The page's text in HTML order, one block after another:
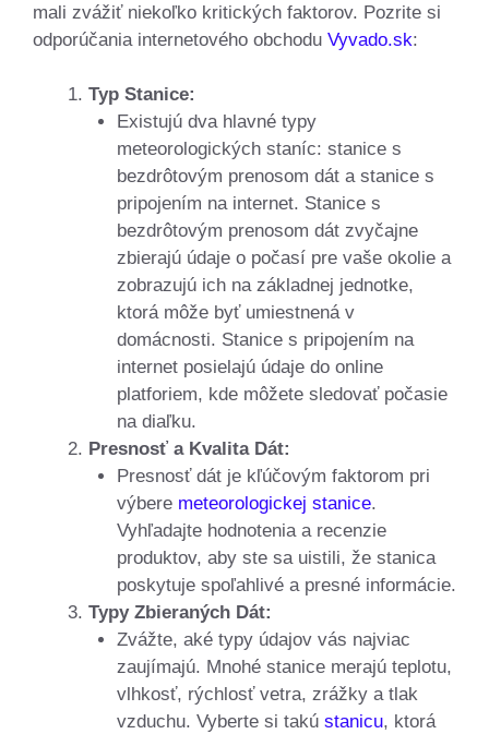
mali zvážiť niekoľko kritických faktorov. Pozrite si
odporúčania internetového obchodu Vyvado.sk:
Typ Stanice:
Existujú dva hlavné typy
meteorologických staníc: stanice s
bezdrôtovým prenosom dát a stanice s
pripojením na internet. Stanice s
bezdrôtovým prenosom dát zvyčajne
zbierajú údaje o počasí pre vaše okolie a
zobrazujú ich na základnej jednotke,
ktorá môže byť umiestnená v
domácnosti. Stanice s pripojením na
internet posielajú údaje do online
platforiem, kde môžete sledovať počasie
na diaľku.
Presnosť a Kvalita Dát:
Presnosť dát je kľúčovým faktorom pri
výbere meteorologickej stanice.
Vyhľadajte hodnotenia a recenzie
produktov, aby ste sa uistili, že stanica
poskytuje spoľahlivé a presné informácie.
Typy Zbieraných Dát:
Zvážte, aké typy údajov vás najviac
zaujímajú. Mnohé stanice merajú teplotu,
vlhkosť, rýchlosť vetra, zrážky a tlak
vzduchu. Vyberte si takú stanicu, ktorá